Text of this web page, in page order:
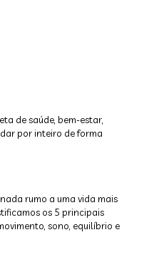
de saúde, bem-estar,
por inteiro de forma
rumo a uma vida mais
os 5 principais
sono, equilíbrio e